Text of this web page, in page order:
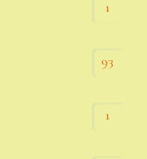
1
93
1